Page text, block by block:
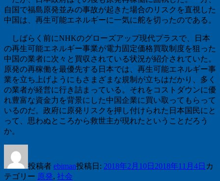
自国で福島原発並みの事故が起きた場合のリスクを直視した
中国は、再生可能エネルギーに一気に舵を切ったのである。
しばらく前にNHKのグローズアップ現代プラスで、日本
の再生可能エネルギー事業が電力固定価格買取制度を狙った
中国の業者に次々と買収されている状況が紹介されていた。
原発の再稼働を最優先する日本では、再生可能エネルギー事
業を立ち上げようにもさまざまな規制が立ちはだかり、多く
の業者が経営に行き詰まっている。それをコストダウンに優
れ豊富な資金力を背景にした中国企業に買い取ってもらって
いるのだ。政府に原発リスクを押し付けられた日本国民にと
って、思わぬところから救世主が現れたということだろう
か。
投稿者 ebiman投稿日: 2018年2月10日 2018年11月4日 カ
テゴリー 原発, 社会